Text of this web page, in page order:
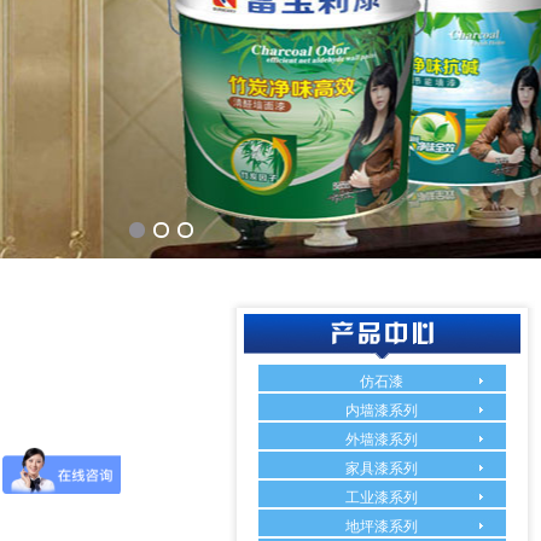
仿石漆
内墙漆系列
外墙漆系列
家具漆系列
工业漆系列
地坪漆系列